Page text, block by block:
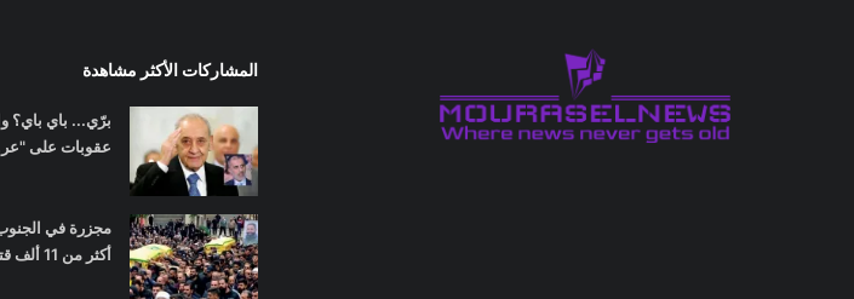
المشاركات الأكثر مشاهدة
برّي... باي
عقوبات على
مجزرة في
أكثر من 11 ألف قتيل...